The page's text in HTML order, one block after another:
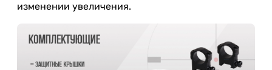
изменении увеличения.